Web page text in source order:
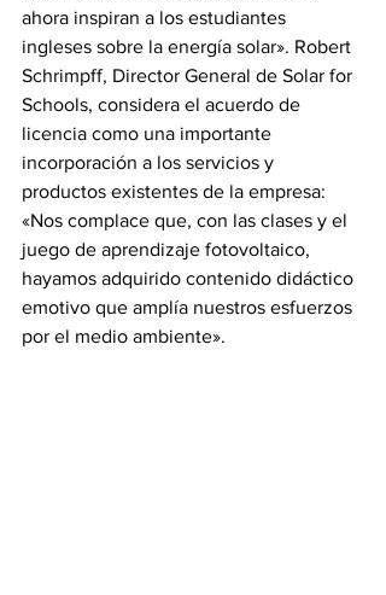
ahora inspiran a los estudiantes
ingleses sobre la energía solar». Robert
Schrimpff, Director General de Solar for
Schools, considera el acuerdo de
licencia como una importante
incorporación a los servicios y
productos existentes de la empresa:
«Nos complace que, con las clases y el
juego de aprendizaje fotovoltaico,
hayamos adquirido contenido didáctico
emotivo que amplía nuestros esfuerzos
por el medio ambiente».